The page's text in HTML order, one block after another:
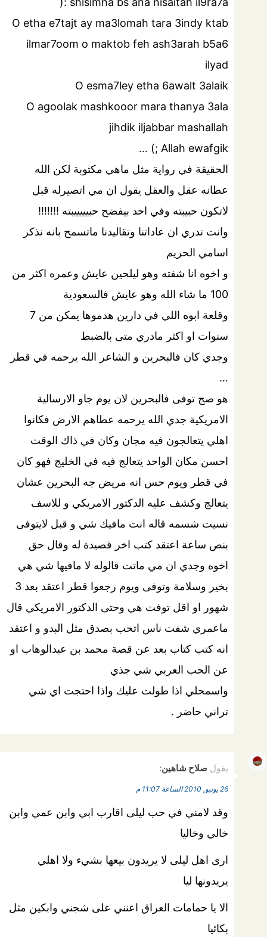
O etha e7tajt ay ma3lomah tara 3indy ktab
ilmar7oom o maktob feh ash3arah b5a6
ilyad
O esma7ley etha 6awalt 3alaik
O agoolak mashkooor mara thanya 3ala
jihdik iljabbar mashallah
Allah ewafgik ;) …
الحقيقة في رواية مثل ماهي مكتوبة لكن الله
عطانه عقل والعقل يقول ان مي اتصيرله قبل
لاتكون حبيبته وفي احد بيفضح حبيييييبته !!!!!!!
وانت تدري ان عاداتنا وتقاليدنا ماتسمح بانه نذكر
اسامي الحريم
و اخوه انا شفته وهو ليلحين عايش وعمره اكثر من
100 ما شاء الله وهو عايش فالسعودية
وقلعة ابوه اللي في دارين هدموها يمكن من 7
سنوات او اكثر مادري متى بالضبط
وجدي كان فالبحرين و الشاعر الله يرحمه في قطر
…
هو صج توفى فالبحرين لان يوم جاو الارسالية
الامريكية جدي الله يرحمه عطاهم الارض فكانوا
اهلي يتعالجون فيه مجان وكان في ذاك الوقت
احسن مكان الواحد يتعالج فيه في الخليج فهو كان
في قطر ويوم حس انه مريض جه البحرين عشان
يتعالج وكشف عليه الدكتور الامريكي و للاسف
نسيت شسمه قاله انت مافيك شي و قبل لايتوفى
بنص ساعة اعتقد كتب اخر قصيدة له وقال حق
اخوه وجدي ان مي ماتت قالوله لا مافيها شي هي
بخير وسلامة وتوفى ويوم رجعوا قطر اعتقد بعد 3
شهور او اقل توفت هي وحتى الدكتور الامريكي قال
ماعمري شفت ناس اتحب بصدق مثل البدو و اعتقد
انه كتب كتاب بعد عن قصة محمد بن عبدالوهاب او
عن الحب العربي شي جذي
واسمحلي اذا طولت عليك واذا احتجت اي شي
تراني حاضر .
يقول صلاح شاهين:
26 يونيو, 2010 الساعة 11:07 م
وقد لامني في حب ليلى اقارب ابي وابن عمي وابن
خالي وخاليا
ارى اهل ليلى لا يريدون بيعها بشي‏ء ولا اهلي
يريدونها ليا
الا يا حمامات العراق اعنني على شجني وابكين مثل
بكائيا